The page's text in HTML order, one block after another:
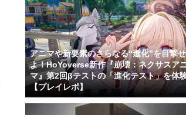
アニマや新要素のさらなる“進化”を目撃せ
よ！HoYoverse新作『崩壊：ネクサスア
マ』第2回βテストの「進化テスト」を体
【プレイレポ】